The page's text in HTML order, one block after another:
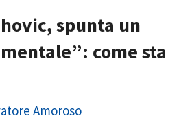
spunta un
come sta
Amoroso